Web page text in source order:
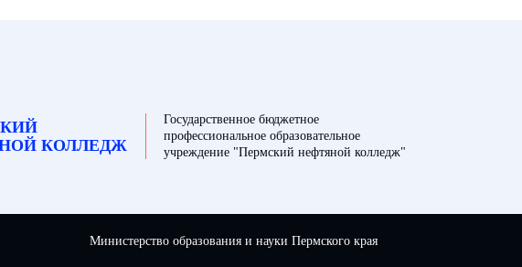
КОЛЛЕДЖ
Государственное бюджетное
профессиональное образовательное
учреждение "Пермский нефтяной колледж"
Министерство образования и науки Пермского края